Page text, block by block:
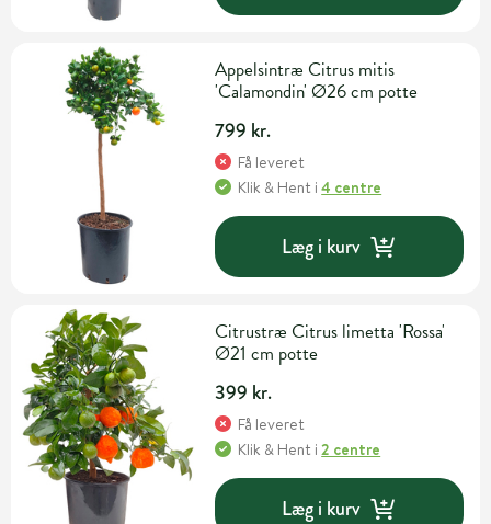
Appelsintræ Citrus mitis
'Calamondin' Ø26 cm potte
799 kr.
Få leveret
Klik & Hent i4 centre
Læg i kurv
Citrustræ Citrus limetta 'Rossa'
Ø21 cm potte
399 kr.
Få leveret
Klik & Hent i2 centre
Læg i kurv